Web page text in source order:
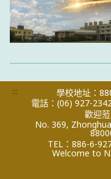
:::
學校地址：
電話：(06) 927-
歡迎
No. 369,
TEL：886-6-
Welcome to